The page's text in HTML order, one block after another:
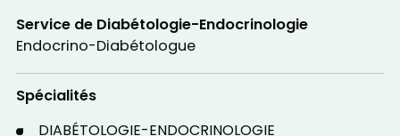
Service de Diabétologie-Endocrinologie
Endocrino-Diabétologue
Spécialités